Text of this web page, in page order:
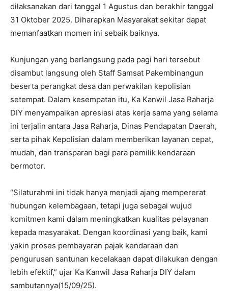
dilaksanakan dari tanggal 1 Agustus dan berakhir tanggal
31 Oktober 2025. Diharapkan Masyarakat sekitar dapat
memanfaatkan momen ini sebaik baiknya.
Kunjungan yang berlangsung pada pagi hari tersebut
disambut langsung oleh Staff Samsat Pakembinangun
beserta perangkat desa dan perwakilan kepolisian
setempat. Dalam kesempatan itu, Ka Kanwil Jasa Raharja
DIY menyampaikan apresiasi atas kerja sama yang selama
ini terjalin antara Jasa Raharja, Dinas Pendapatan Daerah,
serta pihak Kepolisian dalam memberikan layanan cepat,
mudah, dan transparan bagi para pemilik kendaraan
bermotor.
“Silaturahmi ini tidak hanya menjadi ajang mempererat
hubungan kelembagaan, tetapi juga sebagai wujud
komitmen kami dalam meningkatkan kualitas pelayanan
kepada masyarakat. Dengan koordinasi yang baik, kami
yakin proses pembayaran pajak kendaraan dan
pengurusan santunan kecelakaan dapat dilakukan dengan
lebih efektif,” ujar Ka Kanwil Jasa Raharja DIY dalam
sambutannya(15/09/25).